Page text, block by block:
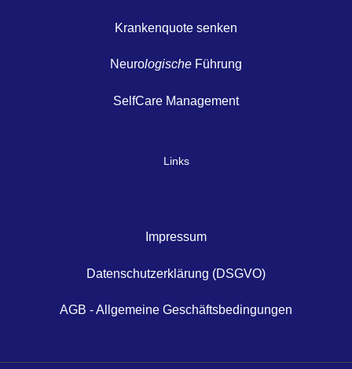
Krankenquote senken
Neurologische Führung
SelfCare Management
Links
Impressum
Datenschutzerklärung (DSGVO)
AGB - Allgemeine Geschäftsbedingungen